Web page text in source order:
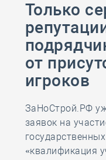
Только
от
игроков
ЗаНоСтрой.РФ
заявок на
«квалификация